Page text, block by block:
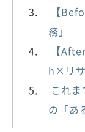
【
務」
【
h×リサ
これ
の「あ